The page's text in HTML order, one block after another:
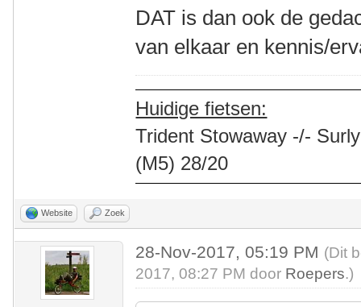
DAT is dan ook de
van elkaar en kennis/
Huidige fietsen:
Trident Stowaway -/-
(M5) 28/20
Website Zoek
28-Nov-2017, 05:19 PM (Dit
2017, 08:27 PM door Roepers.)